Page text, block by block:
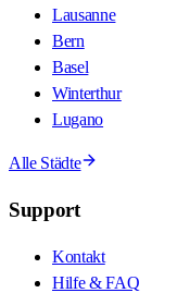
Lausanne
Bern
Basel
Winterthur
Lugano
Alle Städte
Support
Kontakt
Hilfe & FAQ